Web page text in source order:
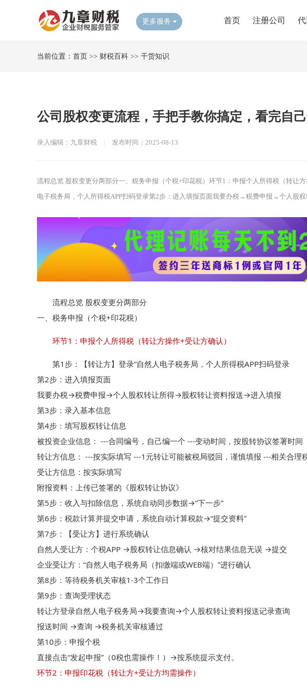
更多服务 首页 注册公司
当前位置： 首页 >> 财税百科 >> 干货知识
公司股权变更流程，手把手教你搞定，看完自己
录入编辑：九章财税 发布时间：2025-08-13
流程总览 股权变更分两部分一、税务申报（个税+印花税）环节1：申报个人所得税（转让
电子税务局，个人所得税APP扫码登录第2步：进入填报页面我要办税→税费申报→个人股权
流程总览 股权变更分两部分
一、税务申报（个税+印花税）
环节1：申报个人所得税（转让方操作+受让方确认）
第1步：【转让方】登录“自然人电子税务局，个人所得税APP扫码登录
第2步：进入填报页面
我要办税→税费申报→个人股权转让所得→股权转让资料报送→进入填报
第3步：录入基本信息
第4步：填写股权转让信息
被投资企业信息： ---合同编号，自己编一个 ---变动时间，按股转协议签署时间
转让方信息： ---按实际填写 ---1元转让可能被税局驳回，谨慎填报 ---相关合理
受让方信息：按实际填写
附报资料：上传已签署的《股权转让协议》
第5步：收入与扣除信息，系统自动同步数据→“下一步”
第6步：税款计算并提交申请，系统自动计算税款→“提交资料”
第7步：【受让方】进行系统确认
自然人受让方：个税APP →股权转让信息确认 →核对结果信息无误 →提交
企业受让方：“自然人电子税务局（扣缴端或WEB端）”进行确认
第8步：等待税务机关审核1-3个工作日
第9步：查询受理状态
转让方登录自然人电子税务局→我要查询→个人股权转让资料报送记录查询
报送时间 →查询 →税务机关审核通过
第10步：申报个税
环节2：申报印花税（转让方+受让方均需操作）